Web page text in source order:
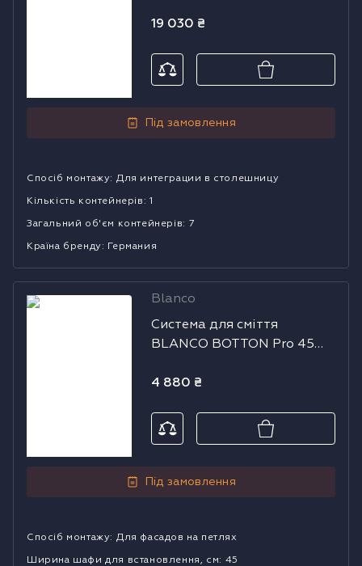
19 030 ₴
Під замовлення
Спосіб монтажу: Для интеграции в столешницу
Кількість контейнерів : 1
Загальний об'єм контейнерів: 7
Країна бренду : Германия
Система для
Blanco
Система для сміття
BLANCO BOTTON Pro 45
4 880 ₴
Під замовлення
Спосіб монтажу: Для фасадов на петлях
Ширина шафи для встановлення, см: 45